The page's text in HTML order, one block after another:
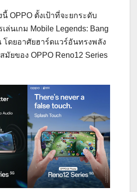
OPPO ตั้งเป้าที่จะยกระดับ
ล่นเกม Mobile Legends: Bang
โดยอาศัยฮาร์ดแวร์อันทรงพลัง
มัยของ OPPO Reno12 Series